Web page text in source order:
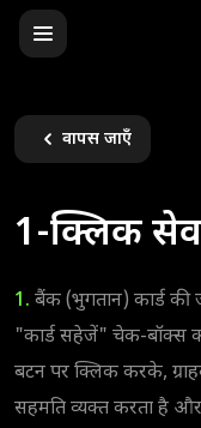
वापस जाएँ
1-क्लिक
1. बैंक (भुगतान) कार्ड की
"कार्ड सहेजें" चेक-बॉक्स
बटन पर क्लिक करके,
सहमति व्यक्त करता है और